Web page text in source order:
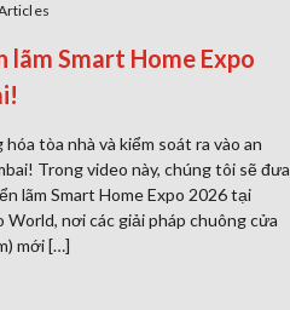
lãm Smart Home Expo
tòa nhà và kiểm soát ra vào an
Trong video này, chúng tôi sẽ đưa
lãm Smart Home Expo 2026 tại
World, nơi các giải pháp chuông cửa
mới […]